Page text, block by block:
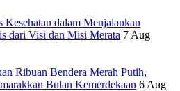
dalam Menjalankan
dari Visi dan Misi Merata 7 Aug
Ribuan Bendera Merah Putih,
Bulan Kemerdekaan 6 Aug